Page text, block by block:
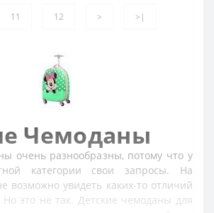
11 12 > >|
Чемоданы
очень разнообразны, потому что у
категории свои запросы. На
возможно увидеть каких-то отличий
это не так. Детские чемоданы для